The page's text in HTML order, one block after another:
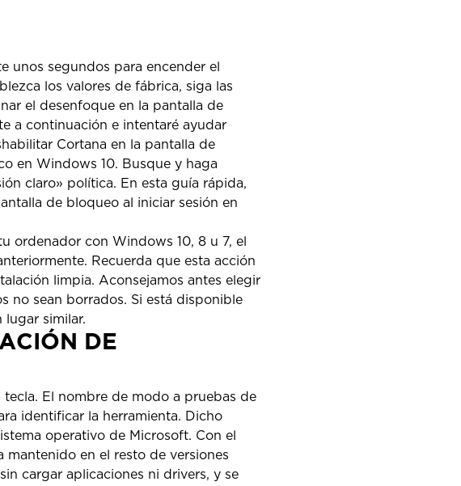
unos segundos para encender el
los valores de fábrica, siga las
el desenfoque en la pantalla de
a continuación e intentaré ayudar
Cortana en la pantalla de
en Windows 10. Busque y haga
claro» política. En esta guía rápida,
de bloqueo al iniciar sesión en
ordenador con Windows 10, 8 u 7, el
Recuerda que esta acción
limpia. Aconsejamos antes elegir
no sean borrados. Si está disponible
lugar similar.
DE
El nombre de modo a pruebas de
identificar la herramienta. Dicho
operativo de Microsoft. Con el
mantenido en el resto de versiones
cargar aplicaciones ni drivers, y se